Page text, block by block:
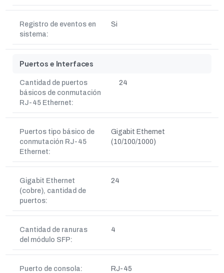
Registro de eventos en
sistema:
Si
Puertos e Interfaces
Cantidad de puertos
básicos de conmutación
RJ-45 Ethernet:
24
Puertos tipo básico de
conmutación RJ-45
Ethernet:
Gigabit Ethernet
(10/100/1000)
Gigabit Ethernet
(cobre), cantidad de
puertos:
24
Cantidad de ranuras
del módulo SFP:
4
Puerto de consola: RJ-45